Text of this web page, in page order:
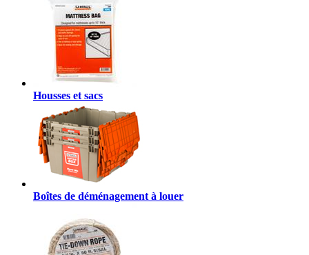
Housses et sacs
Boîtes de déménagement à louer